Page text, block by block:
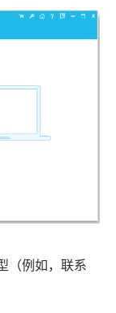
（例如，联系